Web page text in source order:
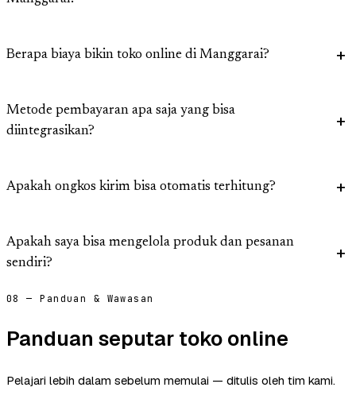
Berapa biaya bikin toko online di Manggarai?
Metode pembayaran apa saja yang bisa
diintegrasikan?
Apakah ongkos kirim bisa otomatis terhitung?
Apakah saya bisa mengelola produk dan pesanan
sendiri?
08 — Panduan & Wawasan
Panduan seputar toko online
Pelajari lebih dalam sebelum memulai — ditulis oleh tim kami.